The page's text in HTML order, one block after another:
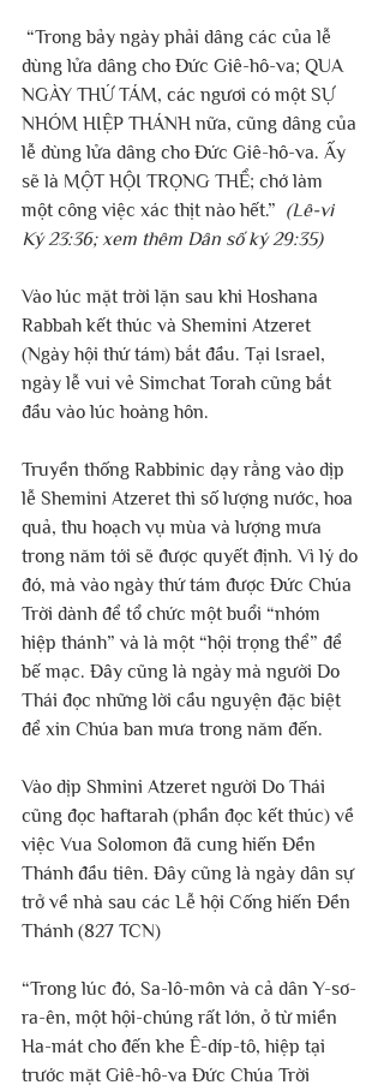
dùng lửa dâng cho Đức Giê-hô-va; QUA
NGÀY THỨ TÁM, các ngươi có một SỰ
NHÓM HIỆP THÁNH nữa, cũng dâng của
lễ dùng lửa dâng cho Đức Giê-hô-va. Ấy
sẽ là MỘT HỘI TRỌNG THỂ; chớ làm
một công việc xác thịt nào hết.” (Lê-vi
Ký 23:36; xem thêm Dân số ký 29:35)
Vào lúc mặt trời lặn sau khi Hoshana
Rabbah kết thúc và Shemini Atzeret
(Ngày hội thứ tám) bắt đầu. Tại Israel,
ngày lễ vui vẻ Simchat Torah cũng bắt
đầu vào lúc hoàng hôn.
Truyền thống Rabbinic dạy rằng vào dịp
lễ Shemini Atzeret thì số lượng nước, hoa
quả, thu hoạch vụ mùa và lượng mưa
trong năm tới sẽ được quyết định. Vì lý do
đó, mà vào ngày thứ tám được Đức Chúa
Trời dành để tổ chức một buổi “nhóm
hiệp thánh” và là một “hội trọng thể” để
bế mạc. Đây cũng là ngày mà người Do
Thái đọc những lời cầu nguyện đặc biệt
để xin Chúa ban mưa trong năm đến.
Vào dịp Shmini Atzeret người Do Thái
cũng đọc haftarah (phần đọc kết thúc) về
việc Vua Solomon đã cung hiến Đền
Thánh đầu tiên. Đây cũng là ngày dân sự
trở về nhà sau các Lễ hội Cống hiến Đền
Thánh (827 TCN)
“Trong lúc đó, Sa-lô-môn và cả dân Y-sơ-
ra-ên, một hội-chúng rất lớn, ở từ miền
Ha-mát cho đến khe Ê-díp-tô, hiệp tại
trước mặt Giê-hô-va Đức Chúa Trời